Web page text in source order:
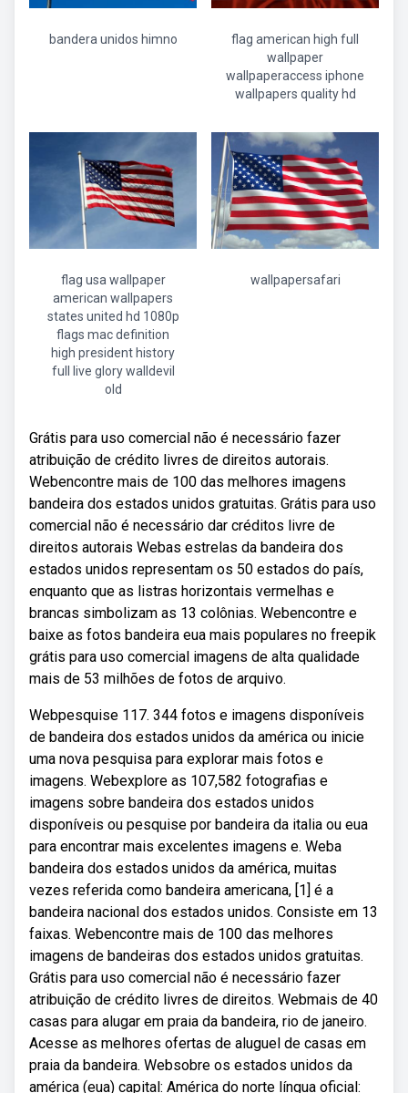
bandera unidos himno
flag american high full
wallpaper
wallpaperaccess iphone
wallpapers quality hd
flag usa wallpaper
american wallpapers
states united hd 1080p
flags mac definition
high president history
full live glory walldevil
old
wallpapersafari
Grátis para uso comercial não é necessário fazer
atribuição de crédito livres de direitos autorais.
Webencontre mais de 100 das melhores imagens
bandeira dos estados unidos gratuitas. Grátis para uso
comercial não é necessário dar créditos livre de
direitos autorais Webas estrelas da bandeira dos
estados unidos representam os 50 estados do país,
enquanto que as listras horizontais vermelhas e
brancas simbolizam as 13 colônias. Webencontre e
baixe as fotos bandeira eua mais populares no freepik
grátis para uso comercial imagens de alta qualidade
mais de 53 milhões de fotos de arquivo.
Webpesquise 117. 344 fotos e imagens disponíveis
de bandeira dos estados unidos da américa ou inicie
uma nova pesquisa para explorar mais fotos e
imagens. Webexplore as 107,582 fotografias e
imagens sobre bandeira dos estados unidos
disponíveis ou pesquise por bandeira da italia ou eua
para encontrar mais excelentes imagens e. Weba
bandeira dos estados unidos da américa, muitas
vezes referida como bandeira americana, [1] é a
bandeira nacional dos estados unidos. Consiste em 13
faixas. Webencontre mais de 100 das melhores
imagens de bandeiras dos estados unidos gratuitas.
Grátis para uso comercial não é necessário fazer
atribuição de crédito livres de direitos. Webmais de 40
casas para alugar em praia da bandeira, rio de janeiro.
Acesse as melhores ofertas de aluguel de casas em
praia da bandeira. Websobre os estados unidos da
américa (eua) capital: América do norte língua oficial: